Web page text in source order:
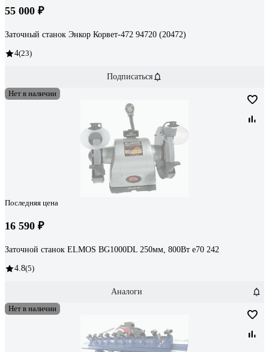
55 000 ₽
Заточный станок Энкор Корвет-472 94720 (20472)
4(23)
Подписаться
Нет в наличии
Последняя цена
16 590 ₽
Заточной станок ELMOS BG1000DL 250мм, 800Вт e70 242
4.8(5)
Аналоги
Нет в наличии